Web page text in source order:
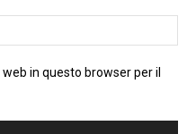
in questo browser per il